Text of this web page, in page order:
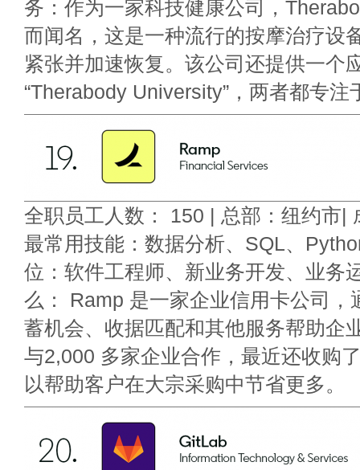
务：作为一家科技健康公司，
而闻名，这是一种流行的按摩治疗设
紧张并加速恢复。该公司还提供一个
“Therabody University”，两者都专注
全职员工人数： 150 | 总部：纽约市|
最常用技能：数据分析、SQL、
位：软件工程师、新业务开发、业务
么： Ramp 是一家企业信用卡公司，
蓄机会、收据匹配和其他服务帮助企
与2,000 多家企业合作，最近还收购
以帮助客户在大宗采购中节省更多。